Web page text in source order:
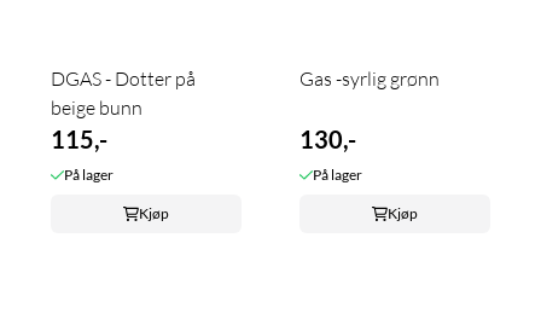
DGAS - Dotter på
beige bunn
115,-
På lager
Kjøp
Gas -syrlig grønn
130,-
På lager
Kjøp